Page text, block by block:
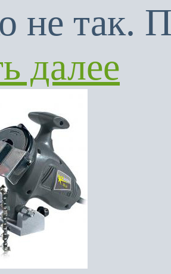
не так.
далее